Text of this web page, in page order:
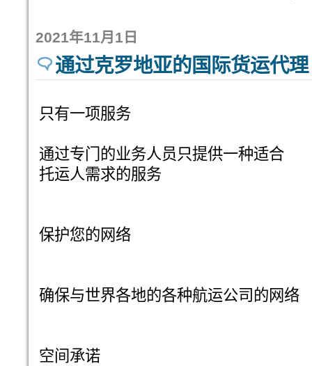
2021年11月1日
通过克罗地亚的国际货运代理
只有一项服务
通过专门的业务人员只提供一种适合
托运人需求的服务
保护您的网络
确保与世界各地的各种航运公司的网络
空间承诺